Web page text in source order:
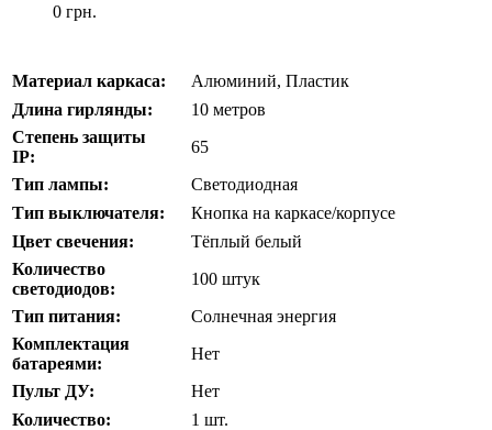
0 грн.
Материал каркаса:
Алюминий, Пластик
Длина гирлянды:
10 метров
Степень защиты
IP:
65
Тип лампы:
Светодиодная
Тип выключателя:
Кнопка на каркасе/корпусе
Цвет свечения:
Тёплый белый
Количество
светодиодов:
100 штук
Тип питания:
Солнечная энергия
Комплектация
батареями:
Нет
Пульт ДУ:
Нет
Количество:
1 шт.